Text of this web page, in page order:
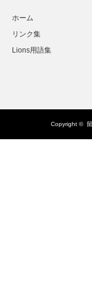
ホーム
リンク集
Lions用語集
Copyright ©